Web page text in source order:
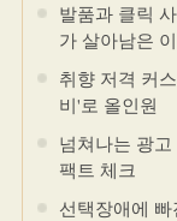
발품과 클릭
가 살아남은
취향 저격 커
비'로 올인원
넘쳐나는 광
팩트 체크
선택장애에